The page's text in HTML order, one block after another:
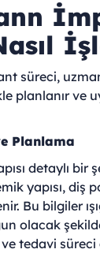
süreci,
planlanır ve
Planlama
detaylı bir
yapısı, diş
Bu bilgiler
olacak
tedavi süreci